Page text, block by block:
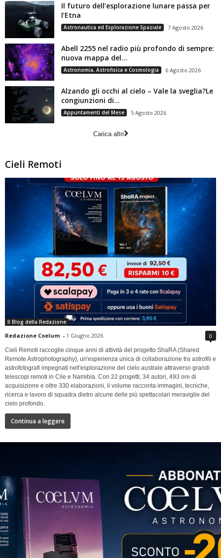
Il futuro dell’esplorazione lunare passa per
l’Etna
Astronautica ed Esplorazione Spaziale 7 Agosto 2026
Abell 2255 nel radio più profondo di sempre:
nuova mappa del...
Astronomia, Astrofisica e Cosmologia 6 Agosto 2026
Alzando gli occhi al cielo – Vale la sveglia?Le
congiunzioni di...
Appuntamenti del Mese 5 Agosto 2026
Carica altri
Cieli Remoti
Il Blog della Redazione
Redazione Coelum - 1 Giugno 2026 0
Cieli Remoti raccoglie cinque anni di attività del progetto ShaRA (Shared
Remote Astrophotography), un'esperienza unica di collaborazione tra astrofili e
astrofotografi impegnati nell'esplorazione del cielo australe attraverso grandi
telescopi remoti in Cile e Namibia. Con 22 progetti, 34 autori, 493 ore di
acquisizione e oltre 330 elaborazioni, il volume racconta immagini, tecniche,
ricerca e lavoro di squadra dietro alcune delle più spettacolari meraviglie del
cielo profondo.
Continua a leggere